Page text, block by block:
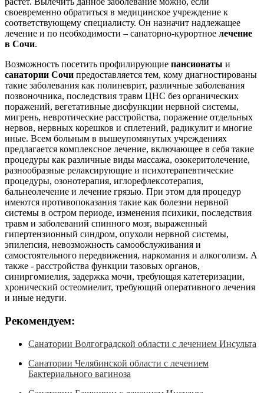
своевременно обратиться в медицинское учреждение к
соответствующему специалисту. Он назначит надлежащее
лечение и по необходимости – санаторно-курортное лечение
в Сочи.
Возможность посетить профилирующие пансионаты и
санатории Сочи предоставляется тем, кому диагностированы
такие заболевания как полиневрит, различные заболевания
позвоночника, последствия травм ЦНС без органических
поражений, вегетативные дисфункции нервной системы,
мигрень, невротические расстройства, поражение отдельных
нервов, нервных корешков и сплетений, радикулит и многие
иные. Всем больным в вышеупомянутых учреждениях
предлагается комплексное лечение, включающее в себя такие
процедуры как различные виды массажа, озокеритолечение,
разнообразные релаксирующие и психотерапевтические
процедуры, озонотерапия, иглорефлексотерапия,
бальнеолечение и лечение грязью. При этом для процедур
имеются противопоказания такие как болезни нервной
системы в остром периоде, изменения психики, последствия
травм и заболеваний спинного мозг, выраженный
гипертензионный синдром, опухоли нервной системы,
эпилепсия, невозможность самообслуживания и
самостоятельного передвижения, наркомания и алкоголизм. А
также - расстройства функции тазовых органов,
синиргомиелия, задержка мочи, требующая катетеризации,
хронический остеомиелит, требующий оперативного лечения
и иные недуги.
Рекомендуем:
Санатории Волгоградской области с лечением Инсульта
Санатории Челябинской области с лечением
Бактериального вагиноза